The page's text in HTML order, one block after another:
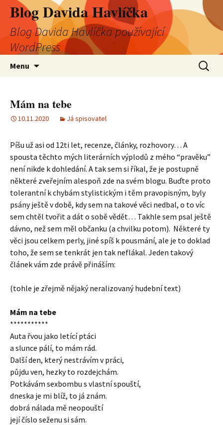
Blog Davida Havlíčka
Blog Davida Havlíčka používající
WordPress
Menu
Mám na tebe
10.11.2020 Já spisovatel
Píšu už asi od 12ti let, recenze, články, rozhovory… A
spousta těchto mých literárních výplodů z mého “pravěku”
není nikde k dohledání. A tak sem si říkal, že je postupně
některé zveřejním alespoň zde na svém blogu. Buďte proto
tolerantní k chybám stylistickým i těm pravopisným, byly
psány ještě v době, kdy sem na takové věci nedbal, o to víc
sem chtěl tvořit a dát o sobě vědět… Takhle sem psal ještě
dávno, než sem měl občanku (a chvilku potom). Některé ty
věci jsou celkem perly, jiné spíš k pousmání, ale je to doklad
toho, že sem se tenkrát jen tak neflákal. Jeden takový
článek vám zde právě přináším:
(tohle je zřejmě nějaký neralizovaný hudební text)
Mám na tebe
***********
Auta řvou jako letící ptáci
a slunce pálí, to mám rád.
Další den, který nestrávím v práci,
půjdu ven, hezky to rozdejchám.
Potkávám sexbombu s vlastní spouští,
dneska je mi blíž, to já znám.
dobrá nálada mě neopouští
její číslo seženu si sám.